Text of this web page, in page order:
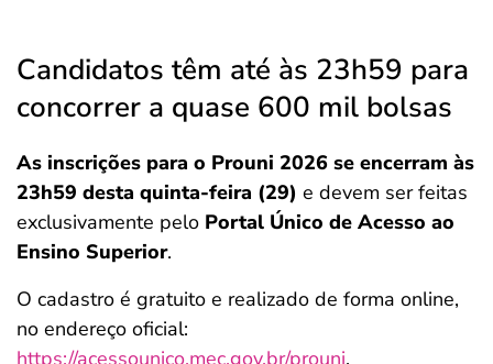
Candidatos têm até às 23h59 para
concorrer a quase 600 mil bolsas
As inscrições para o Prouni 2026 se encerram às
23h59 desta quinta-feira (29) e devem ser feitas
exclusivamente pelo Portal Único de Acesso ao
Ensino Superior.
O cadastro é gratuito e realizado de forma online,
no endereço oficial:
https://acessounico.mec.gov.br/prouni.